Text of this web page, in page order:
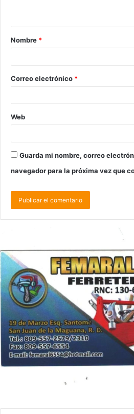
Nombre *
Correo electrónico *
Web
Guarda mi nombre, correo
navegador para la próxima vez que